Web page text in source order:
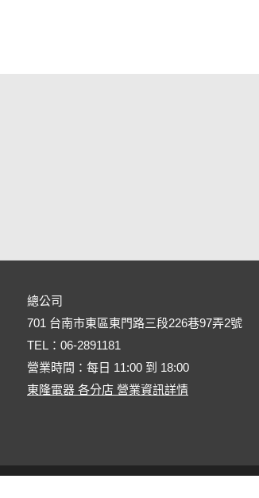
總公司
701 台南市東區東門路三段226巷97弄2號
TEL： 06-2891181
營業時間：每日 11:00 到 18:00
東隆電器 各分店 營業資訊詳情